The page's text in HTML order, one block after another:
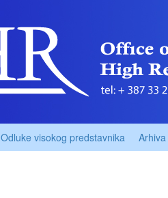
Odluke visokog predstavnika Arhiva